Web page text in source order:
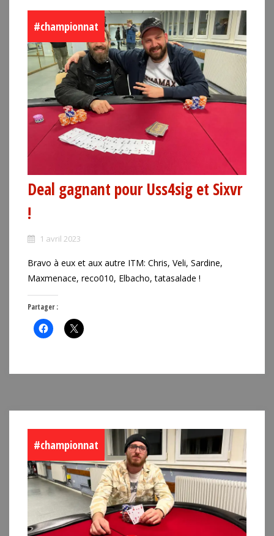
#championnat
Deal gagnant pour Uss4sig et Sixvr
!
1 avril 2023
Bravo à eux et aux autre ITM: Chris, Veli, Sardine,
Maxmenace, reco010, Elbacho, tatasalade !
Partager :
#championnat